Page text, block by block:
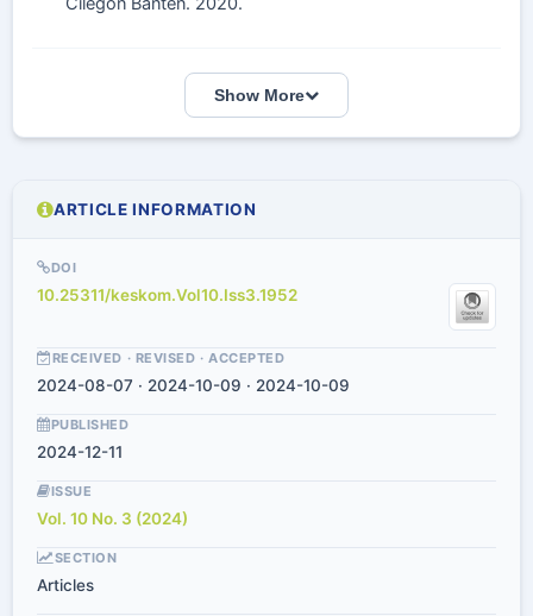
Show More
ARTICLE INFORMATION
DOI
10.25311/keskom.Vol10.Iss3.1952
RECEIVED · REVISED · ACCEPTED
2024-08-07 · 2024-10-09 · 2024-10-09
PUBLISHED
2024-12-11
ISSUE
Vol. 10 No. 3 (2024)
SECTION
Articles